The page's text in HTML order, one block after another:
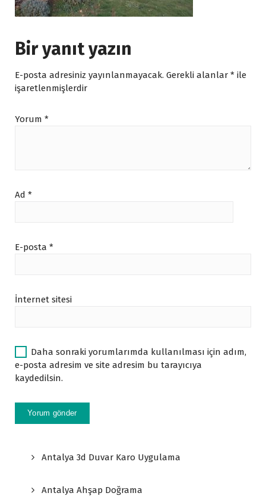
Bir yanıt yazın
E-posta adresiniz yayınlanmayacak. Gerekli alanlar * ile
işaretlenmişlerdir
Yorum *
Ad *
E-posta *
İnternet sitesi
Daha sonraki yorumlarımda kullanılması için adım,
e-posta adresim ve site adresim bu tarayıcıya
kaydedilsin.
Antalya 3d Duvar Karo Uygulama
Antalya Ahşap Doğrama